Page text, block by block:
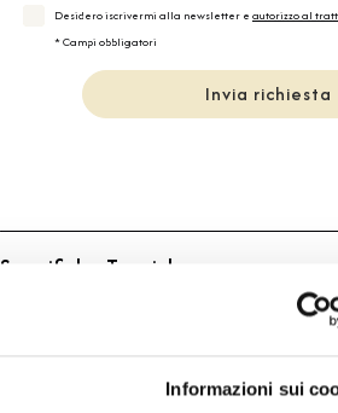
Informazioni sui
Desidero iscrivermi alla newsletter e autorizzo al
* Campi obbligatori
Invia richiesta
Specifiche Tecniche
Bartorelli Italian
96100574